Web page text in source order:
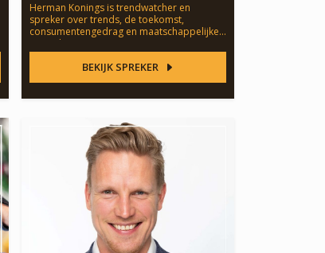
Herman Konings is trendwatcher en
spreker over trends, de toekomst,
consumentengedrag en maatschappelijke
veranderingen.
BEKIJK SPREKER